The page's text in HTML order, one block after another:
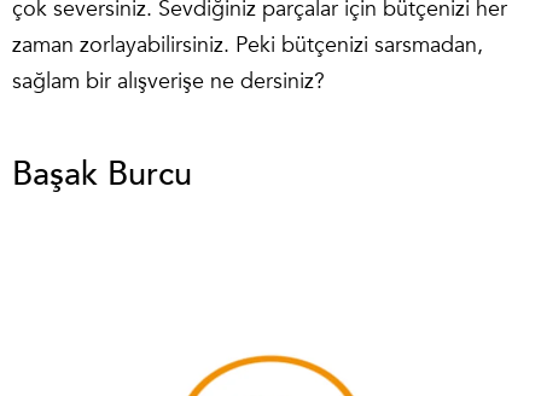
çok seversiniz. Sevdiğiniz parçalar için bütçenizi her
zaman zorlayabilirsiniz. Peki bütçenizi sarsmadan,
sağlam bir alışverişe ne dersiniz?
Başak Burcu